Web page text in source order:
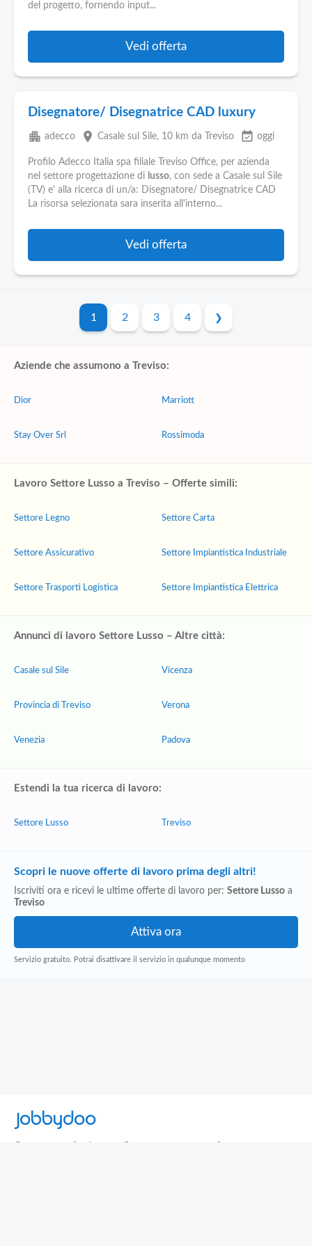
del progetto, fornendo input...
Vedi offerta
Disegnatore/ Disegnatrice CAD luxury
apartment adecco place Casale sul Sile, 10 km da Treviso event_available oggi
Profilo Adecco Italia spa filiale Treviso Office, per azienda
nel settore progettazione di lusso, con sede a Casale sul Sile
(TV) e' alla ricerca di un/a: Disegnatore/ Disegnatrice CAD
La risorsa selezionata sara inserita all'interno...
Vedi offerta
1 2 3 4
Aziende che assumono a Treviso:
Dior
Stay Over Srl
Marriott
Rossimoda
Lavoro Settore Lusso a Treviso – Offerte simili:
Settore Legno
Settore Assicurativo
Settore Trasporti Logistica
Settore Carta
Settore Impiantistica Industriale
Settore Impiantistica Elettrica
Annunci di lavoro Settore Lusso – Altre città:
Casale sul Sile
Provincia di Treviso
Venezia
Vicenza
Verona
Padova
Estendi la tua ricerca di lavoro:
Settore Lusso Treviso
Scopri le nuove offerte di lavoro prima degli altri!
Iscriviti ora e ricevi le ultime offerte di lavoro per: Settore Lusso a
Treviso
Servizio gratuito. Potrai disattivare il servizio in qualunque momento
Jobbydoo